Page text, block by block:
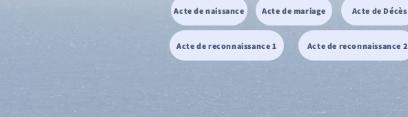
Acte de naissance Acte de mariage Acte de Décès
Acte de reconnaissance 1 Acte de reconnaissance 2